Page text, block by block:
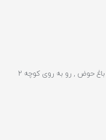
فارس - شیراز - بلوار زرهی , میدان باغ حوض , رو به روی کوچه 2